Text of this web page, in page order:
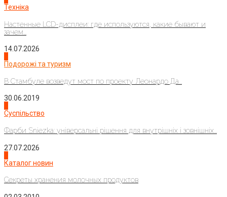
Техніка
Настенные LCD-дисплеи: где используются, какие бывают и
зачем...
14.07.2026
Подорожі та туризм
В Стамбуле возведут мост по проекту Леонардо Да...
30.06.2019
Суспільство
Фарби Sniezka: універсальні рішення для внутрішніх і зовнішніх...
27.07.2026
Каталог новин
Секреты хранения молочных продуктов